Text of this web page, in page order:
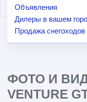
Объявления
Дилеры в вашем
Продажа снегоходов
ФОТО И
VENTURE